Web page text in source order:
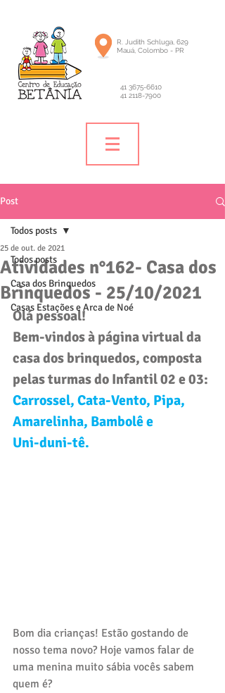
R. Judith Schluga, 629
Mauá, Colombo - PR
41 3675-6610
41 2118-7900
Post
Todos posts
Casa dos Brinquedos
Casas Estações e Arca de Noé
Todos posts
Atividades n°162- Casa dos
Brinquedos - 25/10/2021
25 de out. de 2021
Olá pessoal!
Bem-vindos à página virtual da
casa dos brinquedos, composta
pelas turmas do Infantil 02 e 03:
Carrossel, Cata-Vento, Pipa,
Amarelinha, Bambolê e
Uni-duni-tê.
Bom dia crianças! Estão gostando de
nosso tema novo? Hoje vamos falar de
uma menina muito sábia vocês sabem
quem é?